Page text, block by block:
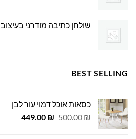
שולחן כתיבה מודרני בעיצוב
BEST SELLING
כסאות אוכל דמוי עור לבן
500.00₪
המחיר
449.00 ₪
המחיר